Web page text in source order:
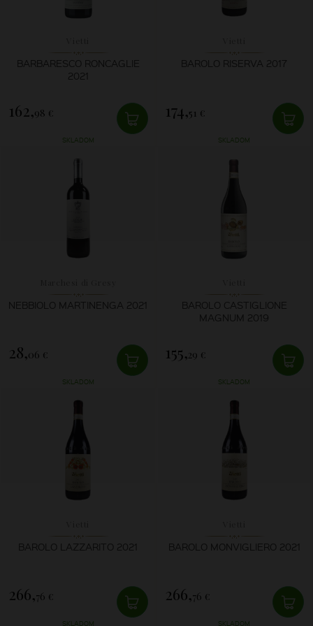
BARBARESCO RONCAGLIE
2021
162,98 €
SKLADOM
BAROLO RISERVA 2017
174,51 €
SKLADOM
NEBBIOLO MARTINENGA 2021
28,06 €
SKLADOM
BAROLO CASTIGLIONE
MAGNUM 2019
155,29 €
SKLADOM
BAROLO LAZZARITO 2021
266,76 €
SKLADOM
BAROLO MONVIGLIERO 2021
266,76 €
SKLADOM